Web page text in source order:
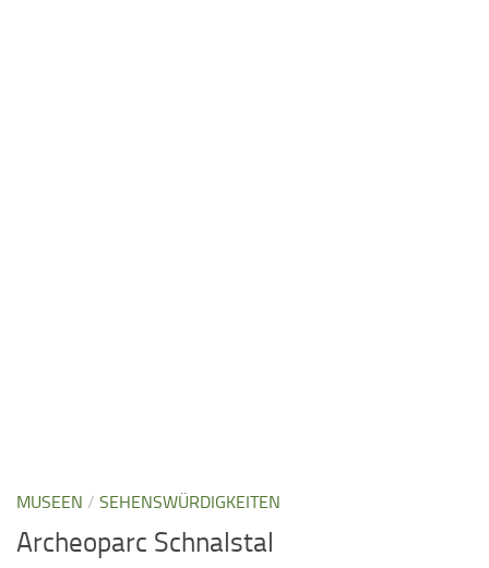
MUSEEN / SEHENSWÜRDIGKEITEN
Archeoparc Schnalstal